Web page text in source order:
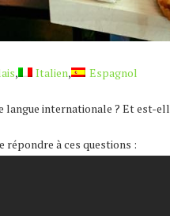
Italien Espagnol
langue internationale ? Et est-
répondre à ces questions :